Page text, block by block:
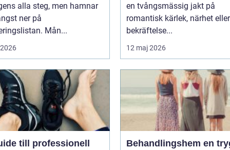
alla steg, men hamnar
ner på
Mån...
en tvångsmässig jakt på
romantisk kärlek, närhet eller
bekräftelse...
12 maj 2026
till professionell
Behandlingshem en trygg